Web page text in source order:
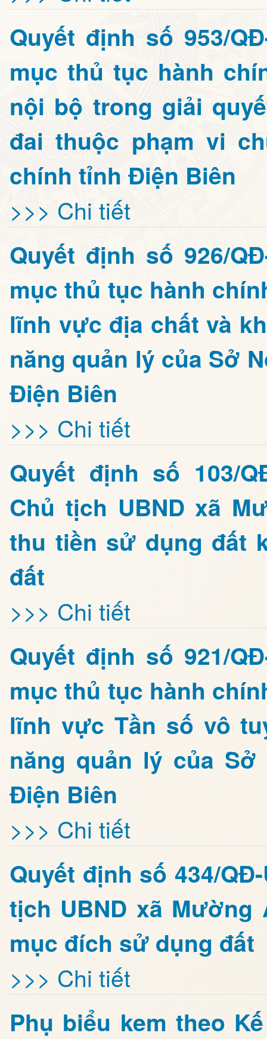
Quyết định số 953/
mục thủ tục hành
nội bộ trong giải
đai thuộc phạm vi
chính tỉnh Điện Biên
>>> Chi tiết
Quyết định số 926/
mục thủ tục hành
lĩnh vực địa chất và
năng quản lý của Sở
Điện Biên
>>> Chi tiết
Quyết định số 103/
Chủ tịch UBND xã
thu tiền sử dụng đất
đất
>>> Chi tiết
Quyết định số 921/
mục thủ tục hành
lĩnh vực Tần số vô
năng quản lý của
Điện Biên
>>> Chi tiết
Quyết định số 434/
tịch UBND xã Mường
mục đích sử dụng đất
>>> Chi tiết
Phụ biểu kem theo